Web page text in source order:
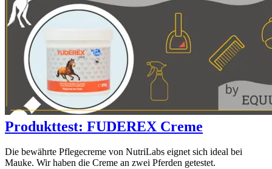
Produkttest: FUDEREX Creme
Die bewährte Pflegecreme von NutriLabs eignet sich ideal bei
Mauke. Wir haben die Creme an zwei Pferden getestet.